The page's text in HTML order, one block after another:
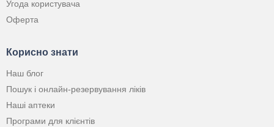
Угода користувача
Оферта
Корисно знати
Наш блог
Пошук і онлайн-резервування ліків
Наші аптеки
Програми для клієнтів